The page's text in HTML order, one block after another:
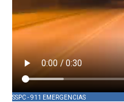
SSPC - 911 EMERGENCIAS